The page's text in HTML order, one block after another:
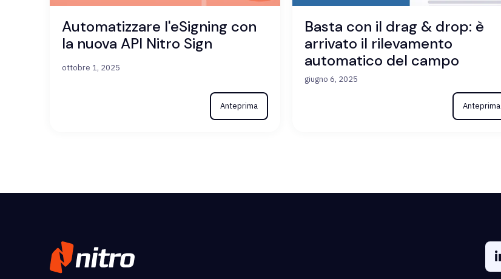
Automatizzare l'eSigning con
la nuova API Nitro Sign
ottobre 1, 2025
Anteprima
Basta con il drag & drop: è
arrivato il rilevamento
automatico del campo
giugno 6, 2025
Anteprima